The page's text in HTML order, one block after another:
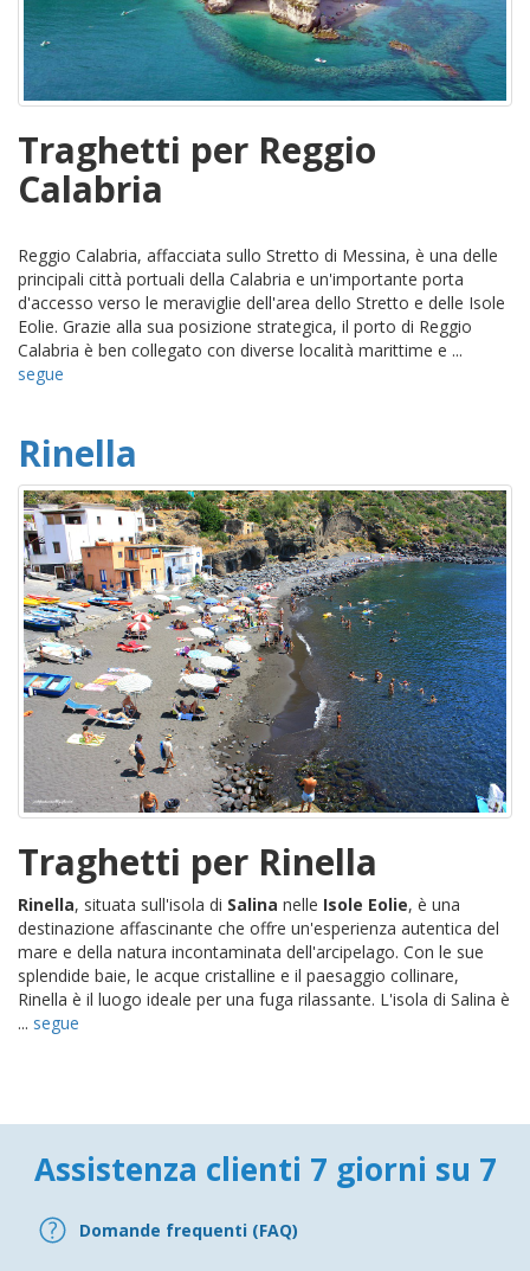
Traghetti per Reggio
Calabria
Reggio Calabria, affacciata sullo Stretto di Messina, è una delle
principali città portuali della Calabria e un'importante porta
d'accesso verso le meraviglie dell'area dello Stretto e delle Isole
Eolie. Grazie alla sua posizione strategica, il porto di Reggio
Calabria è ben collegato con diverse località marittime e ...
segue
Rinella
Traghetti per Rinella
Rinella, situata sull'isola di Salina nelle Isole Eolie, è una
destinazione affascinante che offre un'esperienza autentica del
mare e della natura incontaminata dell'arcipelago. Con le sue
splendide baie, le acque cristalline e il paesaggio collinare,
Rinella è il luogo ideale per una fuga rilassante. L'isola di Salina è
... segue
Assistenza clienti 7 giorni su 7
Domande frequenti (FAQ)